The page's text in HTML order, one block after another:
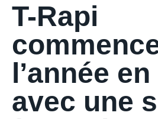
T-Rapi
l’année
avec une